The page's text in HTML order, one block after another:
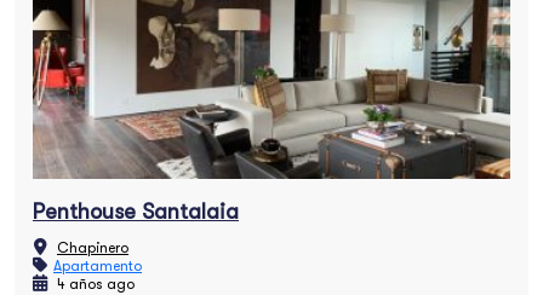
Penthouse Santalaia
Chapinero
Apartamento
4 años ago